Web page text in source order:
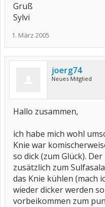
Gruß
Sylvi
1. März 2005
joerg74
Neues Mitglied
Hallo zusammen,
ich habe mich wohl
Knie war
so dick (zum Glück).
zusätzlich zum
das Knie kühlen (mach
wieder dicker werden
vorbeikommen zum